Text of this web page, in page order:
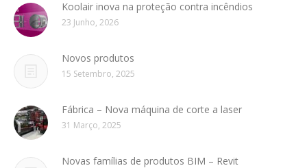
Koolair inova na proteção contra incêndios
23 Junho, 2026
Novos produtos
15 Setembro, 2025
Fábrica – Nova máquina de corte a laser
31 Março, 2025
Novas famílias de produtos BIM – Revit